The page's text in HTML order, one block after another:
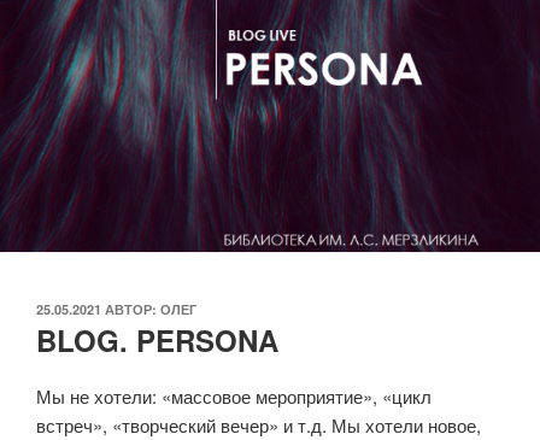
ОПУБЛИКОВАНО
25.05.2021 АВТОР: ОЛЕГ
BLOG. PERSONA
Мы не хотели: «массовое мероприятие», «цикл
встреч», «творческий вечер» и т.д. Мы хотели новое,